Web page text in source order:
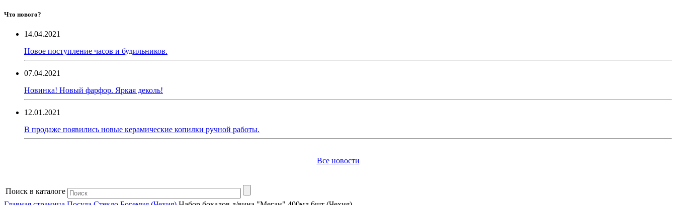
Что нового?
14.04.2021
Новое поступление часов и будильников.
07.04.2021
Новинка! Новый фарфор. Яркая деколь!
12.01.2021
В продаже появились новые керамические копилки ручной работы.
Все новости
Поиск в каталоге